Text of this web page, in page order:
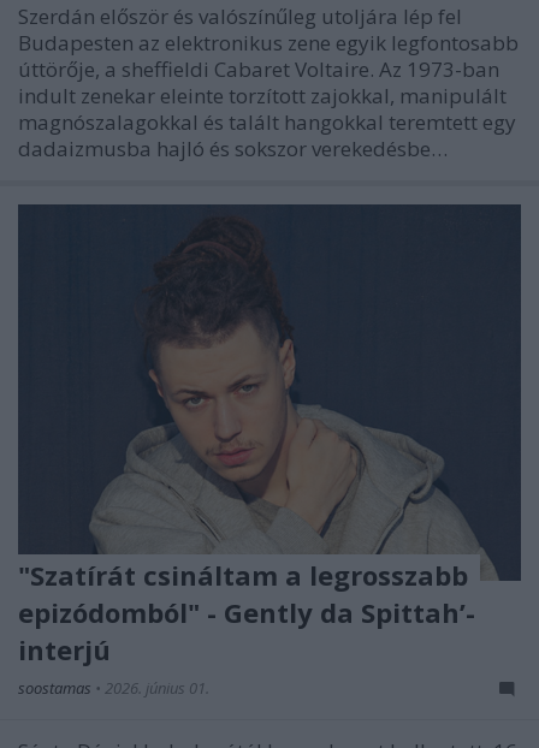
Szerdán először és valószínűleg utoljára lép fel
Budapesten az elektronikus zene egyik legfontosabb
úttörője, a sheffieldi Cabaret Voltaire. Az 1973-ban
indult zenekar eleinte torzított zajokkal, manipulált
magnószalagokkal és talált hangokkal teremtett egy
dadaizmusba hajló és sokszor verekedésbe…
"Szatírát csináltam a legrosszabb
epizódomból" - Gently da Spittah’-
interjú
soostamas • 2026. június 01.